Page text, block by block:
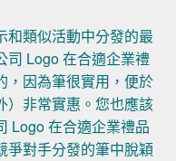
和類似活動中分發的最
司 Logo 在合適企業禮
，因為筆很實用，便於
）非常實惠。您也應該
Logo 在合適企業禮品
爭對手分發的筆中脫穎